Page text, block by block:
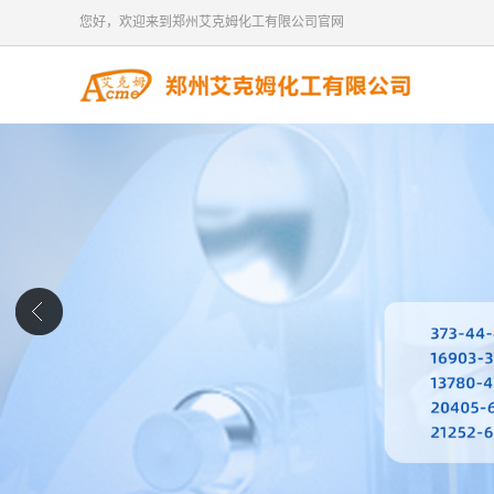
您好，欢迎来到郑州艾克姆化工有限公司官网